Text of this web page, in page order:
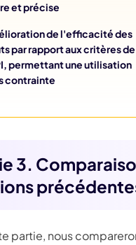
et précise
de l'efficacité des
par rapport aux critères de
permettant une utilisation
contrainte
3.
partie, nous